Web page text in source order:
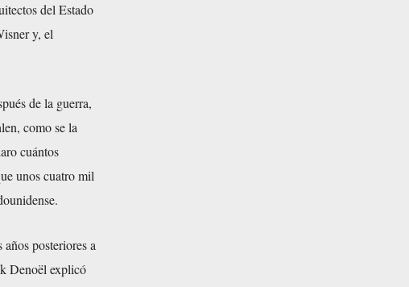
del Estado
y, el
de la guerra,
como se la
cuántos
unos cuatro mil
posteriores a
Denoël explicó